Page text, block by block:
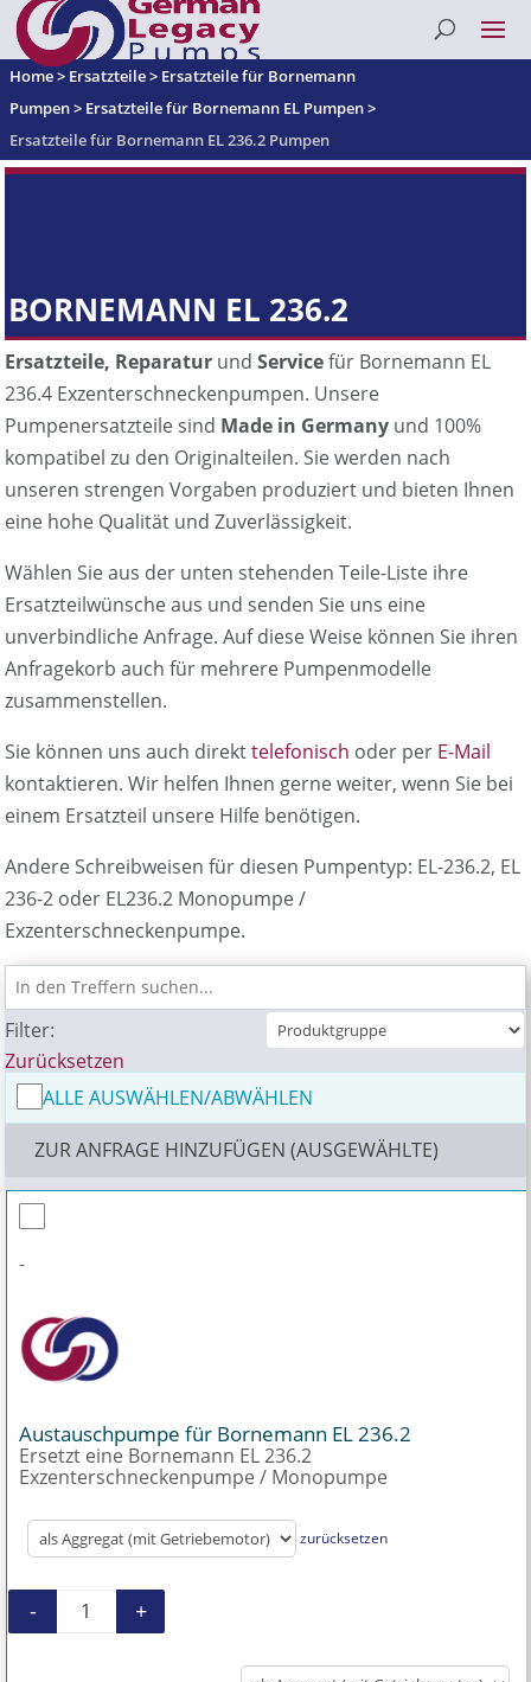
Home> Ersatzteile> Ersatzteile für Bornemann
Pumpen> Ersatzteile für Bornemann EL Pumpen>
Ersatzteile für Bornemann EL 236.2 Pumpen
BORNEMANN EL 236.2
Ersatzteile, Reparatur undServicefür Bornemann EL
236.4 Exzenterschneckenpumpen. Unsere
Pumpenersatzteile sind Made in Germany und 100%
kompatibel zu den Originalteilen. Sie werden nach
unseren strengen Vorgaben produziert und bieten Ihnen
eine hohe Qualität und Zuverlässigkeit.
Wählen Sie aus der unten stehenden Teile-Liste ihre
Ersatzteilwünsche aus und senden Sie uns eine
unverbindliche Anfrage. Auf diese Weise können Sie ihren
Anfragekorb auch für mehrere Pumpenmodelle
zusammenstellen.
Sie können uns auch direkttelefonisch oder per E-Mail
kontaktieren. Wir helfen Ihnen gerne weiter, wenn Sie bei
einem Ersatzteil unsere Hilfe benötigen.
Andere Schreibweisen für diesen Pumpentyp: EL-236.2, EL
236-2 oder EL236.2 Monopumpe /
Exzenterschneckenpumpe.
Filter:
Zurücksetzen
ALLE AUSWÄHLEN/ABWÄHLEN
ZUR ANFRAGE HINZUFÜGEN (AUSGEWÄHLTE)
-
Austauschpumpe für Bornemann EL 236.2
Ersetzt eine Bornemann EL 236.2
Exzenterschneckenpumpe / Monopumpe
zurücksetzen
Austauschpumpe für Bornemann EL 236.2
- +